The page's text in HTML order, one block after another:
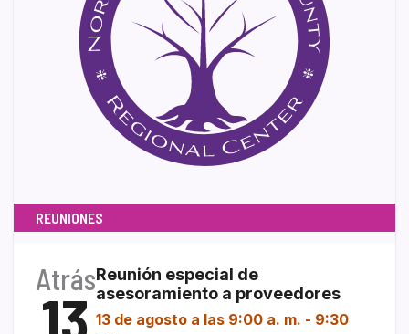
REUNIONES
Atrás
13
Reunión especial de
asesoramiento a proveedores
13 de agosto a las 9:00 a. m. - 9:30